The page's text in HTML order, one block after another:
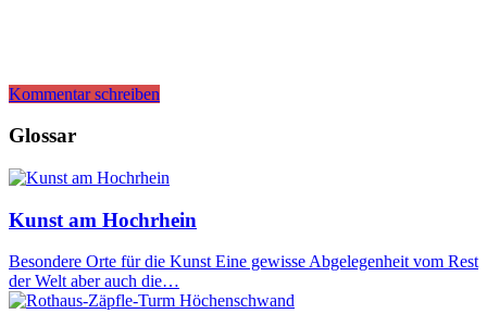
Kommentar schreiben
Glossar
Kunst am Hochrhein
Besondere Orte für die Kunst Eine gewisse Abgelegenheit vom Rest
der Welt aber auch die…